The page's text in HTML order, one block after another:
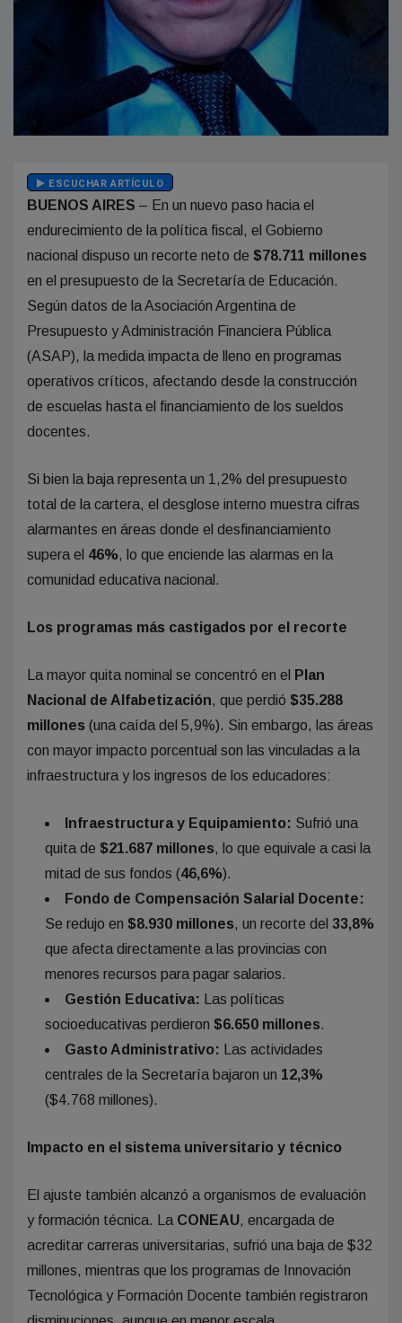
ESCUCHAR ARTÍCULO
BUENOS AIRES – En un nuevo paso hacia el
endurecimiento de la política fiscal, el Gobierno
nacional dispuso un recorte neto de $78.711 millones
en el presupuesto de la Secretaría de Educación.
Según datos de la Asociación Argentina de
Presupuesto y Administración Financiera Pública
(ASAP), la medida impacta de lleno en programas
operativos críticos, afectando desde la construcción
de escuelas hasta el financiamiento de los sueldos
docentes.
Si bien la baja representa un 1,2% del presupuesto
total de la cartera, el desglose interno muestra cifras
alarmantes en áreas donde el desfinanciamiento
supera el 46%, lo que enciende las alarmas en la
comunidad educativa nacional.
Los programas más castigados por el recorte
La mayor quita nominal se concentró en el
Plan
Nacional de Alfabetización, que perdió $35.288
millones (una caída del 5,9%). Sin embargo, las áreas
con mayor impacto porcentual son las vinculadas a la
infraestructura y los ingresos de los educadores:
Infraestructura y Equipamiento: Sufrió una
quita de $21.687 millones, lo que equivale a casi la
mitad de sus fondos (46,6%).
Fondo de Compensación Salarial Docente:
Se redujo en $8.930 millones, un recorte del 33,8%
que afecta directamente a las provincias con
menores recursos para pagar salarios.
Gestión Educativa: Las políticas
socioeducativas perdieron $6.650 millones.
Gasto Administrativo: Las actividades
centrales de la Secretaría bajaron un 12,3%
($4.768 millones).
Impacto en el sistema universitario y técnico
El ajuste también alcanzó a organismos de evaluación
y formación técnica. La CONEAU, encargada de
acreditar carreras universitarias, sufrió una baja de $32
millones, mientras que los programas de Innovación
Tecnológica y Formación Docente también registraron